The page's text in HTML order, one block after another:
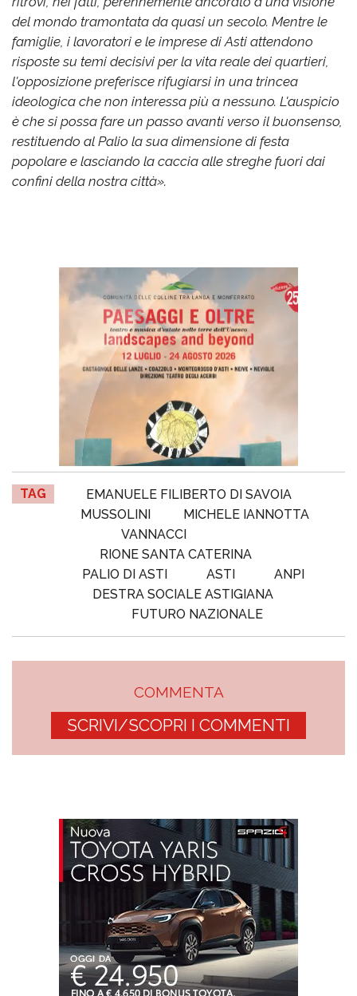
del mondo tramontata da quasi un secolo. Mentre le
famiglie, i lavoratori e le imprese di Asti attendono
risposte su temi decisivi per la vita reale dei quartieri,
l'opposizione preferisce rifugiarsi in una trincea
ideologica che non interessa più a nessuno. L'auspicio
è che si possa fare un passo avanti verso il buonsenso,
restituendo al Palio la sua dimensione di festa
popolare e lasciando la caccia alle streghe fuori dai
confini della nostra città».
TAG
EMANUELE FILIBERTO DI SAVOIA
MUSSOLINI
MICHELE IANNOTTA
VANNACCI
RIONE SANTA CATERINA
PALIO DI ASTI
ASTI
ANPI
DESTRA SOCIALE ASTIGIANA
FUTURO NAZIONALE
COMMENTA
SCRIVI/SCOPRI I COMMENTI